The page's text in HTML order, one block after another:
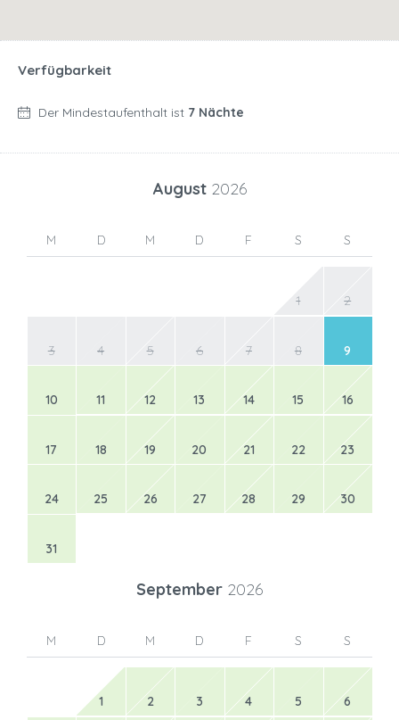
Verfügbarkeit
Der Mindestaufenthalt ist 7 Nächte
August 2026
M D M D F S S
1 2
3 4 5 6 7 8 9
10 11 12 13 14 15 16
17 18 19 20 21 22 23
24 25 26 27 28 29 30
31
September 2026
M D M D F S S
1 2 3 4 5 6